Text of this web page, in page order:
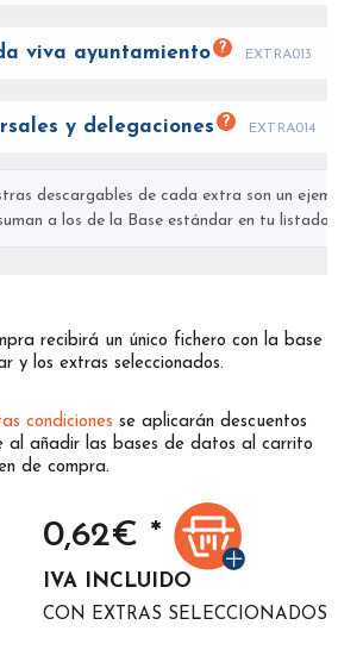
viva ayuntamiento ? EXTRA013
y delegaciones ? EXTRA014
descargables de cada extra son un
a los de la Base estándar en tu listado
recibirá un único fichero con la base
y los extras seleccionados.
condiciones se aplicarán descuentos
al añadir las bases de datos al carrito
de compra.
0,62€ *
IVA INCLUIDO
CON EXTRAS SELECCIONADOS